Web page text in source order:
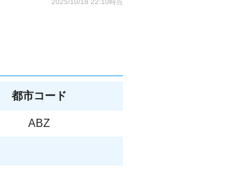
2025/10/18 22:10時点
都市コード
ABZ